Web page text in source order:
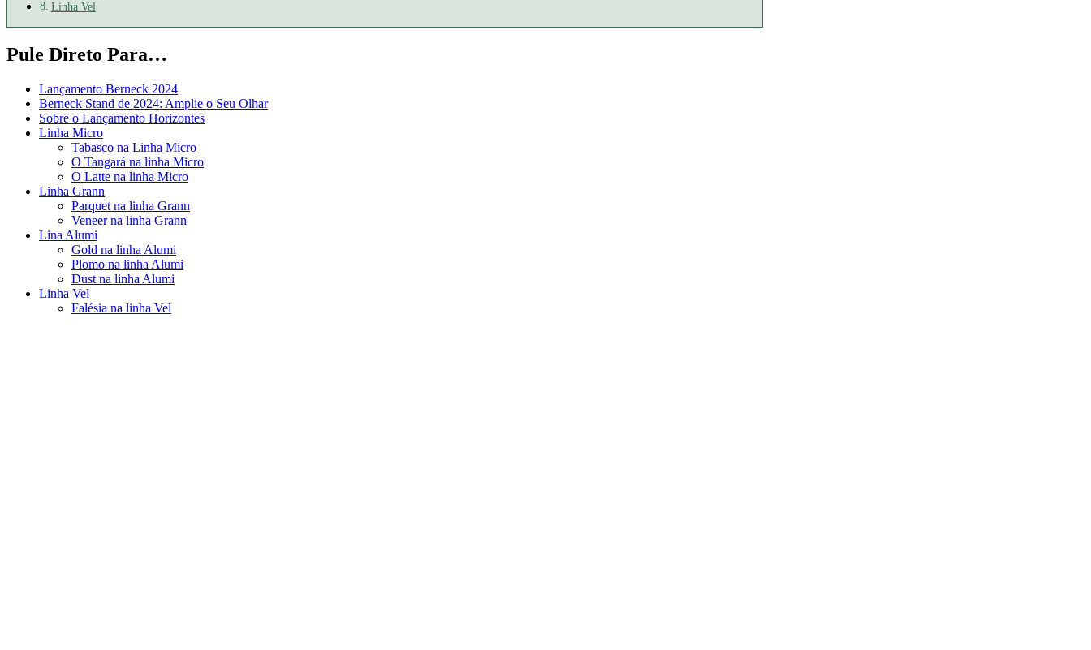
Linha Vel
Pule Direto Para…
Lançamento Berneck 2024
Berneck Stand de 2024: Amplie o Seu Olhar
Sobre o Lançamento Horizontes
Linha Micro
Tabasco na Linha Micro
O Tangará na linha Micro
O Latte na linha Micro
Linha Grann
Parquet na linha Grann
Veneer na linha Grann
Lina Alumi
Gold na linha Alumi
Plomo na linha Alumi
Dust na linha Alumi
Linha Vel
Falésia na linha Vel